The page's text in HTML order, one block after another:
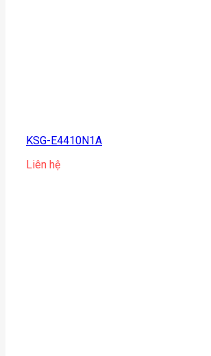
KSG-E4410N1A
Liên hệ